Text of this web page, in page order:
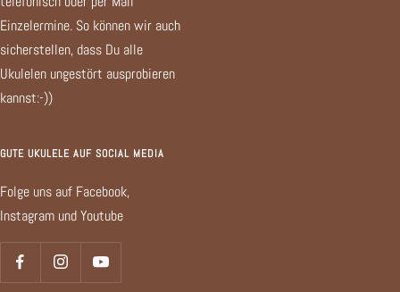
Einzelermine. So können wir auch
sicherstellen, dass Du alle
Ukulelen ungestört ausprobieren
kannst:-))
GUTE UKULELE AUF SOCIAL MEDIA
Folge uns auf Facebook,
Instagram und Youtube